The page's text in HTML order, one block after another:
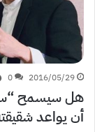
2016/05/29
0
هل سيسمح
أن يواعد